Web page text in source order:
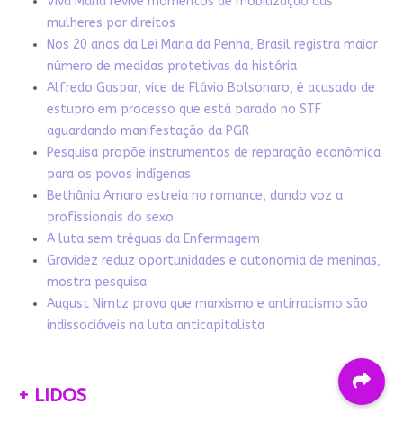
mulheres por direitos
Nos 20 anos da Lei Maria da Penha, Brasil registra maior
número de medidas protetivas da história
Alfredo Gaspar, vice de Flávio Bolsonaro, é acusado de
estupro em processo que está parado no STF
aguardando manifestação da PGR
Pesquisa propõe instrumentos de reparação econômica
para os povos indígenas
Bethânia Amaro estreia no romance, dando voz a
profissionais do sexo
A luta sem tréguas da Enfermagem
Gravidez reduz oportunidades e autonomia de meninas,
mostra pesquisa
August Nimtz prova que marxismo e antirracismo são
indissociáveis na luta anticapitalista
+ LIDOS